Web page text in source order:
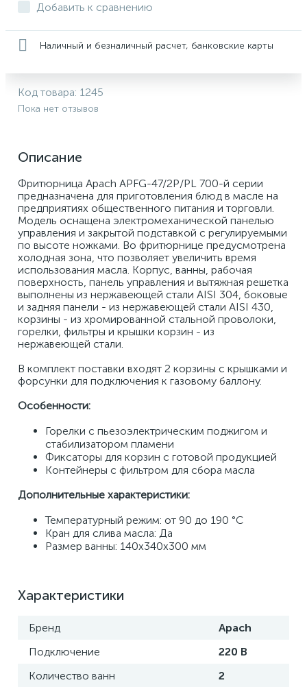
Добавить к сравнению
Наличный и безналичный расчет, банковские карты
Код товара: 1245
Пока нет отзывов
Описание
Фритюрница Apach APFG-47/2P/PL 700-й серии
предназначена для приготовления блюд в масле на
предприятиях общественного питания и торговли.
Модель оснащена электромеханической панелью
управления и закрытой подставкой с регулируемыми
по высоте ножками. Во фритюрнице предусмотрена
холодная зона, что позволяет увеличить время
использования масла. Корпус, ванны, рабочая
поверхность, панель управления и вытяжная решетка
выполнены из нержавеющей стали AISI 304, боковые
и задняя панели - из нержавеющей стали AISI 430,
корзины - из хромированной стальной проволоки,
горелки, фильтры и крышки корзин - из
нержавеющей стали.
В комплект поставки входят 2 корзины с крышками и
форсунки для подключения к газовому баллону.
Особенности:
Горелки с пьезоэлектрическим поджигом и
стабилизатором пламени
Фиксаторы для корзин с готовой продукцией
Контейнеры с фильтром для сбора масла
Дополнительные характеристики:
Температурный режим: от 90 до 190 °С
Кран для слива масла: Да
Размер ванны: 140х340х300 мм
Характеристики
Бренд
Apach
Подключение
220 В
Количество ванн
2